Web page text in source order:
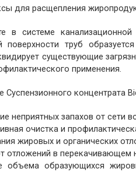
для расщепления
в системе
поверхности труб
существующие
применения.
Суспензионного концентрата
неприятных запахов от сети
очистка и
жировых и органических
отложений в перекачивающем
объема образующихся